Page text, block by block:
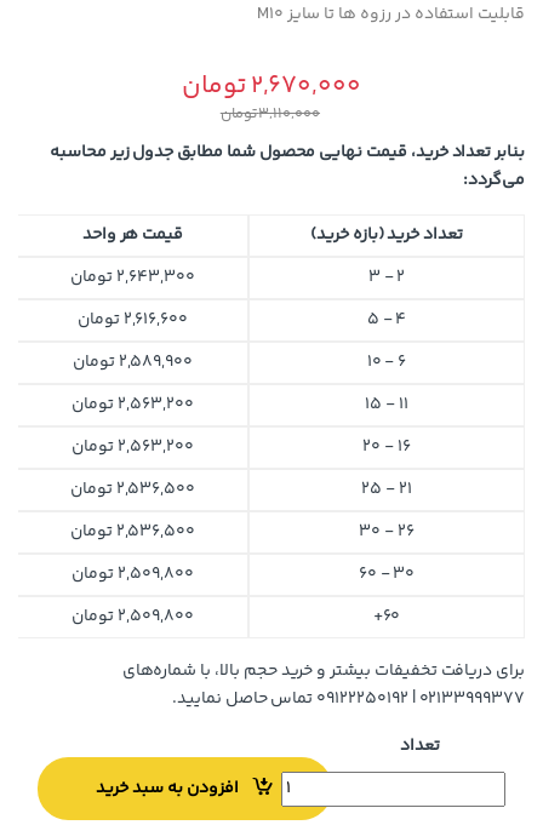
قابلیت استفاده در رزوه ها تا سایز M10
2,670,000تومان
3,110,000تومان
بنابر تعداد خرید، قیمت نهایی محصول شما مطابق جدول زیر محاسبه
می‌گردد:
تعداد خرید (بازه خرید)
قیمت هر واحد
2 - 3
2,643,300تومان
4 - 5
2,616,600تومان
6 - 10
2,589,900تومان
11 - 15
2,563,200تومان
16 - 20
2,563,200تومان
21 - 25
2,536,500تومان
26 - 30
2,536,500تومان
30 - 60
2,509,800تومان
60+
2,509,800تومان
برای دریافت تخفیفات بیشتر و خرید حجم بالا، با شماره‌های
۰۲۱۳۳۹۹۹۳۷۷ | ۰۹۱۲۲۲۵۰۱۹۲ تماس حاصل نمایید.
تعداد
افزودن به سبد خرید